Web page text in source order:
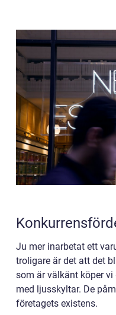
Ju mer inarbetat ett
troligare är det att det
som är välkänt köper
med ljusskyltar. De
företagets existens.